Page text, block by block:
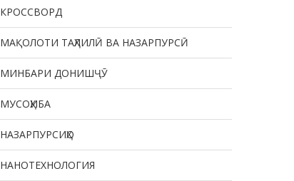
КРОССВОРД
МАҚОЛОТИ ТАҲЛИЛӢ ВА НАЗАРПУРСӢ
МИНБАРИ ДОНИШҶӮ
МУСОҲИБА
НАЗАРПУРСИҲО
НАНОТЕХНОЛОГИЯ